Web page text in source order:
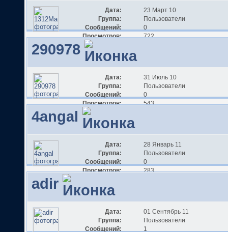
Дата:
23 Март 10
Группа:
Пользователи
Сообщений:
0
Просмотров:
722
290978
Дата:
31 Июль 10
Группа:
Пользователи
Сообщений:
0
Просмотров:
543
4angal
Дата:
28 Январь 11
Группа:
Пользователи
Сообщений:
0
Просмотров:
283
adir
Дата:
01 Сентябрь 11
Группа:
Пользователи
Сообщений:
1